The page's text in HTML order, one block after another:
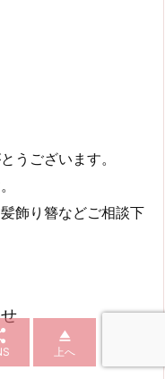
うございます。
飾り簪などご相談下

上へ